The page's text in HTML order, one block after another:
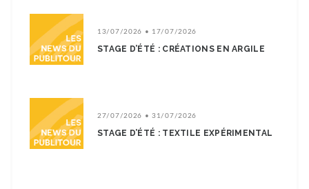
13/07/2026 • 17/07/2026
STAGE D’ÉTÉ : CRÉATIONS EN ARGILE
27/07/2026 • 31/07/2026
STAGE D’ÉTÉ : TEXTILE EXPÉRIMENTAL